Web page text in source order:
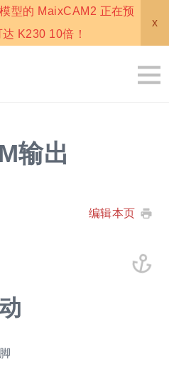
型的 MaixCAM2 正在预
K230 10倍！
x
输出
编辑本页